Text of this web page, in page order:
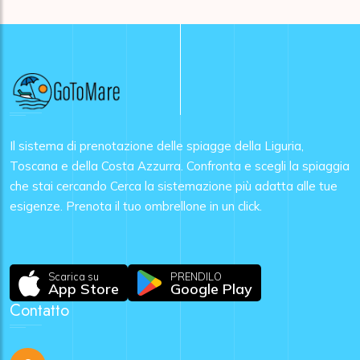
Il sistema di prenotazione delle spiagge della Liguria,
Toscana e della Costa Azzurra. Confronta e scegli la spiaggia
che stai cercando Cerca la sistemazione più adatta alle tue
esigenze. Prenota il tuo ombrellone in un click.
Scarica su
App Store
PRENDILO
Google Play
Contatto